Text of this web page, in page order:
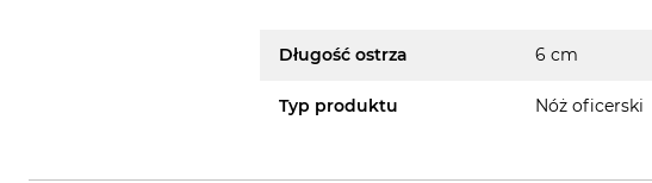
Długość ostrza 6 cm
Typ produktu Nóż oficerski